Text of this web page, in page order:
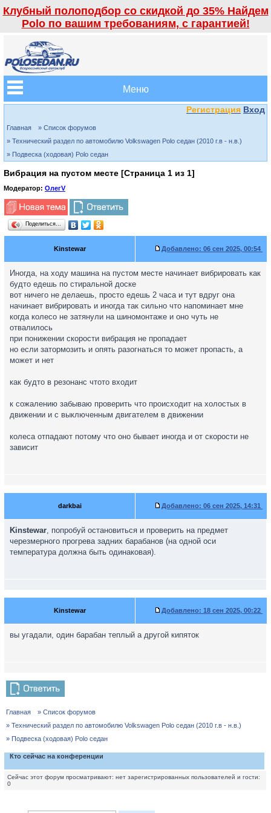
Клубный полоподбор со скидкой до 35% Найдем
Polo по вашим требованиям, с гарантией!
Меню
Регистрация Вход
Главная
» Список форумов
» Технический раздел по автомобилю Volkswagen Polo седан (2010 г.в - н.в.)
» Подвеска (ходовая) Polo седан
Вибрация на пустом месте [Страница 1 из 1]
Модератор: ОлегV
Поделиться…
Kinstewar Добавлено: 06 сен 2025, 00:54
Иногда, на ходу машина на пустом месте начинает вибрировать как
будто едешь по стиральной доске
вот ничего не делаешь, просто едешь 2 часа и тут вдруг она
начинает вибрировать и иногда так сильно что напоминает мне
когда колесо не затянули на шиномонтаже и оно чуть не
отвалилось
при понижении скорости вибрация не пропадает
но если затормозить и опять разогнаться то может пропасть, а
может и нет
как будто в резонанс чтото входит
к сожалению забываю проверить что происходит на холостых в
движении и с выключенным двигателем в движении
колеса отпадают потому что оно бывает иногда и от скорости не
зависит
darkbai Добавлено: 06 сен 2025, 14:31
Kinstewar, попробуй остановиться и проверить на предмет
черезмерного прогрева задних барабанов (на одной оси
температура должна быть одинаковая).
Kinstewar Добавлено: 18 сен 2025, 00:22
вы угадали, один барабан теплый а другой кипяток
Главная
» Список форумов
» Технический раздел по автомобилю Volkswagen Polo седан (2010 г.в - н.в.)
» Подвеска (ходовая) Polo седан
Кто сейчас на конференции
Сейчас этот форум просматривают: нет зарегистрированных пользователей и гости:
0